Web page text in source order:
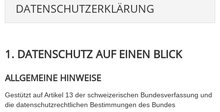
DATENSCHUTZERKLÄRUNG
1. DATENSCHUTZ AUF EINEN BLICK
ALLGEMEINE HINWEISE
Gestützt auf Artikel 13 der schweizerischen Bundesverfassung und
die datenschutzrechtlichen Bestimmungen des Bundes